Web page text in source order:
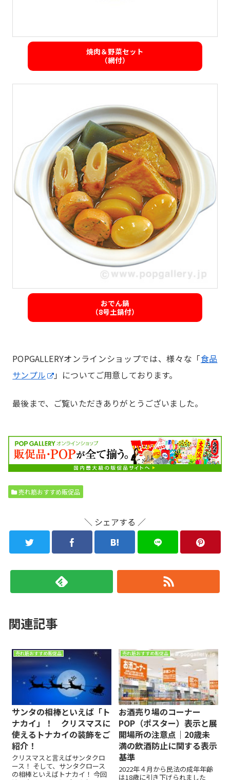
焼肉＆野菜セット
（網付）
おでん鍋
（8号土鍋付）
POPGALLERYオンラインショップでは、様々な「食品
サンプル
」についてご用意しております。
最後まで、ご覧いただきありがとうございました。
売れ筋おすすめ販促品
＼ シェアする ／
関連記事
売れ筋おすすめ販促品
サンタの相棒といえば「ト
ナカイ」！ クリスマスに
使えるトナカイの装飾をご
紹介！
クリスマスと言えばサンタクロ
ース！ そして、サンタクロース
の相棒といえばトナカイ！ 今回
売れ筋おすすめ販促品
お酒売り場のコーナー
POP（ポスター）表示と展
開場所の注意点｜20歳未
満の飲酒防止に関する表示
基準
2022年４月から民法の成年年齢
は18歳に引き下げられました